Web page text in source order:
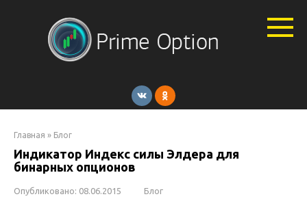
Главная » Блог
Индикатор Индекс силы Элдера для
бинарных опционов
Опубликовано: 08.06.2015 Блог